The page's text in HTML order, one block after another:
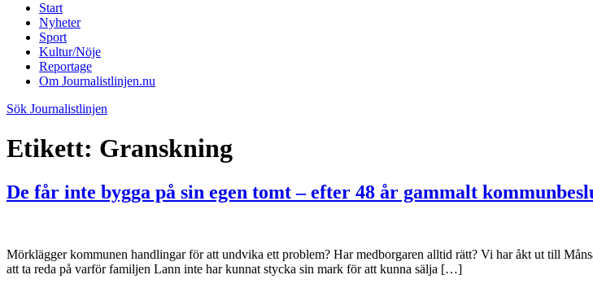
Start
Nyheter
Sport
Kultur/Nöje
Reportage
Om Journalistlinjen.nu
Sök Journalistlinjen
Etikett: Granskning
De får inte bygga på sin egen tomt – efter 48 år gammalt
Mörklägger kommunen handlingar för att undvika ett problem? Har medborgaren alltid rätt? Vi har åkt ut till
att ta reda på varför familjen Lann inte har kunnat stycka sin mark för att kunna sälja […]